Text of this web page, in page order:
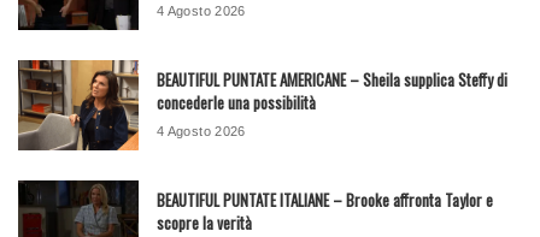
4 Agosto 2026
BEAUTIFUL PUNTATE AMERICANE – Sheila supplica Steffy di
concederle una possibilità
4 Agosto 2026
BEAUTIFUL PUNTATE ITALIANE – Brooke affronta Taylor e
scopre la verità